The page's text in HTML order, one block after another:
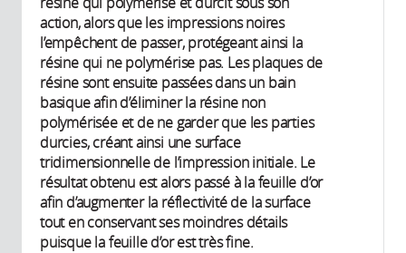
action, alors que les impressions noires
l’empêchent de passer, protégeant ainsi la
résine qui ne polymérise pas. Les plaques de
résine sont ensuite passées dans un bain
basique afin d’éliminer la résine non
polymérisée et de ne garder que les parties
durcies, créant ainsi une surface
tridimensionnelle de l’impression initiale. Le
résultat obtenu est alors passé à la feuille d’or
afin d’augmenter la réflectivité de la surface
tout en conservant ses moindres détails
puisque la feuille d’or est très fine.